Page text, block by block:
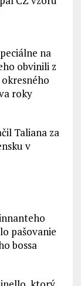
na
obvinili z
roky
Taliana za
v
pašovanie
bossa